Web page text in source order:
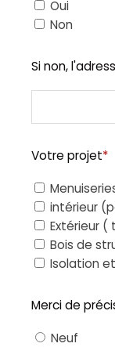
Oui
Non
Si non,
Votre projet*
intérieur
Extérieur (
Bois de
Isolation
Merci de
Neuf